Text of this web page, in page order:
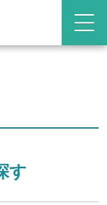
す